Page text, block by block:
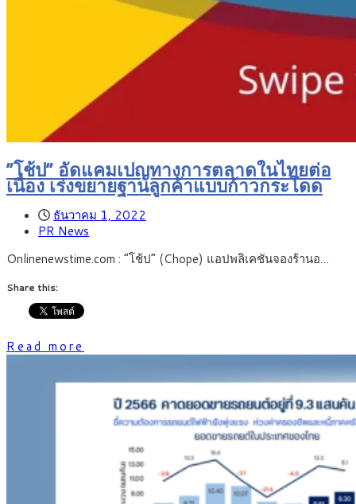
“โช้ป” อัดแคมเปญทางการตลาดในไทยต่อ
เนื่อง เร่งขยายฐานลูกค้าแบบก้าวกระโดด
ธันวาคม 1, 2022
PR News
Onlinenewstime.com : “โช้ป” (Chope) แอปพลิเคชันจองร้านอ…
Share this:
Read more